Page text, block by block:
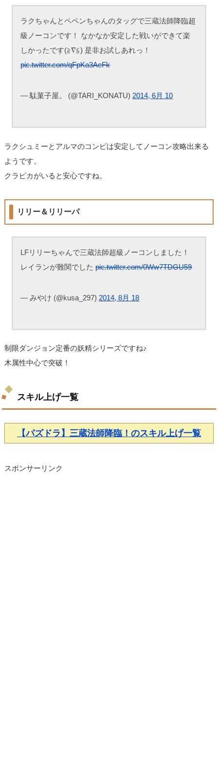
ラクちゃんとペペンちゃんのタッグで三蔵法師降臨超
級ノーコンです！ なかなか安定した戦いができて楽
しかったです(≧∇≦) 是非お試しあれっ！
pic.twitter.com/qFpKa3AeFk
— 駄菓子屋。 (@TARI_KONATU) 2014, 6月 10
ラクシュミーとアルマのコンビは安定してノーコン攻略出来る
ようです。
クラピカがいると安心ですね。
リリー＆リリーパ
LFリリーちゃんで三蔵法師超級ノーコンしました！
レイランが難関でしたpic.twitter.com/0Ww7TDGU59
— みやけ (@kusa_297) 2014, 8月 18
制限ダンジョン定番の妖精シリーズですね♪
木属性中心で突破！
スキル上げ一覧
【パズドラ】三蔵法師降臨！のスキル上げ一覧
スポンサーリンク